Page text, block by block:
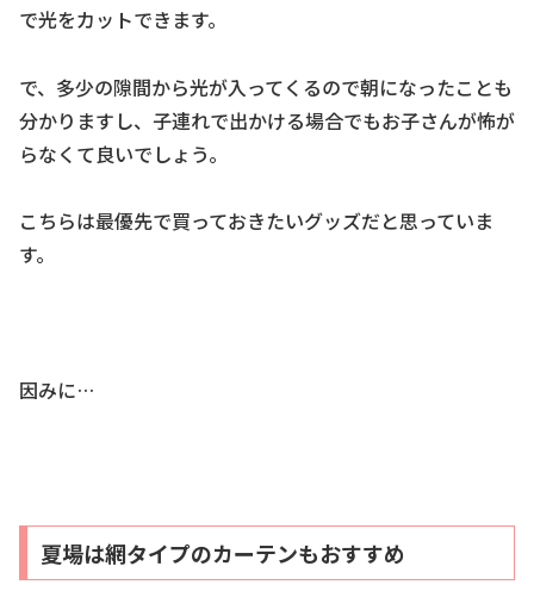
で光をカットできます。
で、多少の隙間から光が入ってくるので朝になったことも
分かりますし、子連れで出かける場合でもお子さんが怖が
らなくて良いでしょう。
こちらは最優先で買っておきたいグッズだと思っていま
す。
因みに…
夏場は網タイプのカーテンもおすすめ